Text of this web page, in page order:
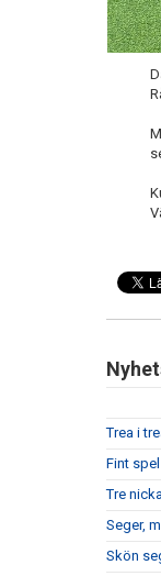
Trea i
Fint
Tre
Seger,
Skön